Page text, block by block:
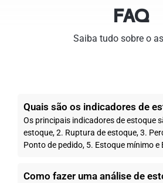
FAQ
Saiba tudo sobre o
Quais são os indicadores de
Os principais indicadores de estoque
estoque, 2. Ruptura de estoque, 3.
Ponto de pedido, 5. Estoque mínimo e
Como fazer uma análise de